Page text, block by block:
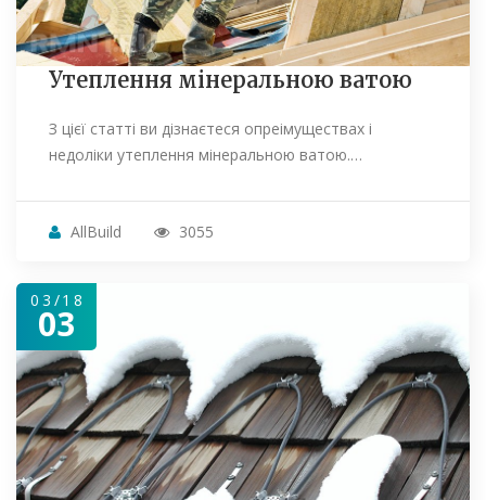
Утеплення мінеральною ватою
З цієї статті ви дізнаєтеся опреімуществах і
недоліки утеплення мінеральною ватою.…
AllBuild 3055
03/18
03